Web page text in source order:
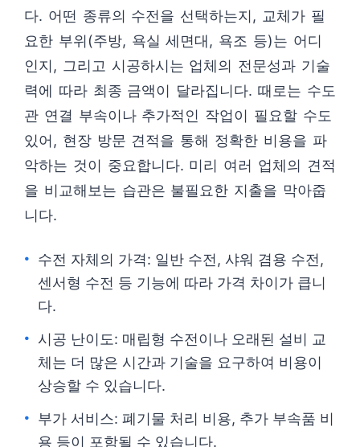
다. 어떤 종류의 수전을 선택하는지, 교체가 필
요한 부위(주방, 욕실 세면대, 욕조 등)는 어디
인지, 그리고 시공하시는 업체의 전문성과 기술
력에 따라 최종 금액이 달라집니다. 때로는 수도
관 연결 부속이나 추가적인 작업이 필요할 수도
있어, 현장 방문 견적을 통해 정확한 비용을 파
악하는 것이 중요합니다. 미리 여러 업체의 견적
을 비교해보는 습관은 불필요한 지출을 막아줍
니다.
수전 자체의 가격: 일반 수전, 샤워 겸용 수전,
센서형 수전 등 기능에 따라 가격 차이가 큽니
다.
시공 난이도: 매립형 수전이나 오래된 설비 교
체는 더 많은 시간과 기술을 요구하여 비용이
상승할 수 있습니다.
부가 서비스: 폐기물 처리 비용, 추가 부속품 비
용 등이 포함될 수 있습니다.